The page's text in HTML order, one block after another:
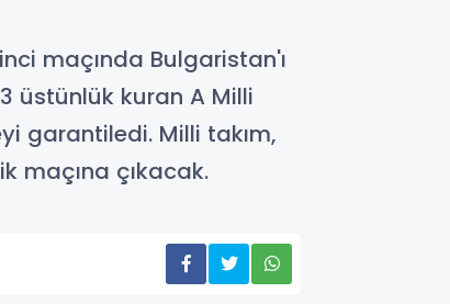
maçında Bulgaristan'ı
üstünlük kuran A Milli
garantiledi. Milli takım,
maçına çıkacak.